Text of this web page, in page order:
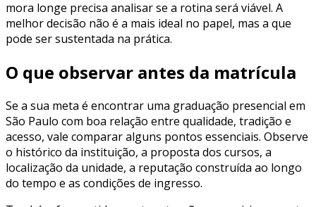
mora longe precisa analisar se a rotina será viável. A
melhor decisão não é a mais ideal no papel, mas a que
pode ser sustentada na prática.
O que observar antes da matrícula
Se a sua meta é encontrar uma graduação presencial em
São Paulo com boa relação entre qualidade, tradição e
acesso, vale comparar alguns pontos essenciais. Observe
o histórico da instituição, a proposta dos cursos, a
localização da unidade, a reputação construída ao longo
do tempo e as condições de ingresso.